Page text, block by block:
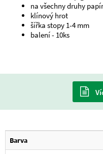
na všechny druhy
klínový hrot
šířka stopy 1-4 mm
balení - 10ks
Barva